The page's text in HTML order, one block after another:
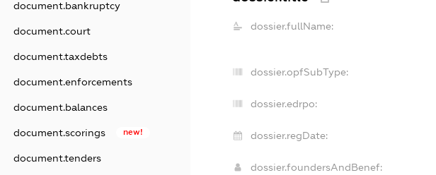
document.bankruptcy
document.court
document.taxdebts
document.enforcements
document.balances
document.scorings new!
document.tenders
dossier.fullName:
dossier.opfSubType:
dossier.edrpo:
dossier.regDate:
dossier.foundersAndBenef: